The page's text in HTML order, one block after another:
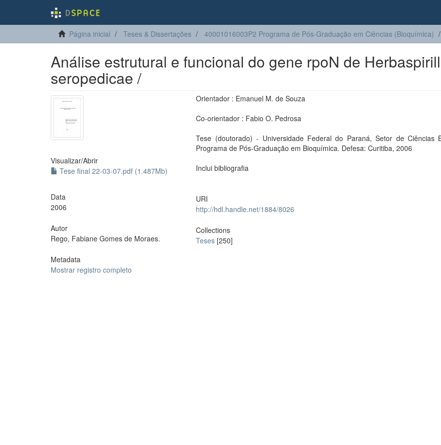
Página inicial Teses & Dissertações 40001016003P2 Programa de Pós-Graduação em Ciências (Bioquímica)
Análise estrutural e funcional do gene rpoN de
seropedicae /
Visualizar/Abrir
Tese final 22-03-07.pdf (1.487Mb)
Data
2006
Autor
Rego, Fabiane Gomes de Moraes.
Metadata
Mostrar registro completo
Orientador : Emanuel M. de Souza
Co-orientador : Fabio O. Pedrosa
Tese (doutorado) - Universidade Federal do Paraná, Setor de Ciências
Programa de Pós-Graduação em Bioquímica. Defesa: Curitiba, 2006
Inclui bibliografia
URI
http://hdl.handle.net/1884/8026
Collections
Teses [250]